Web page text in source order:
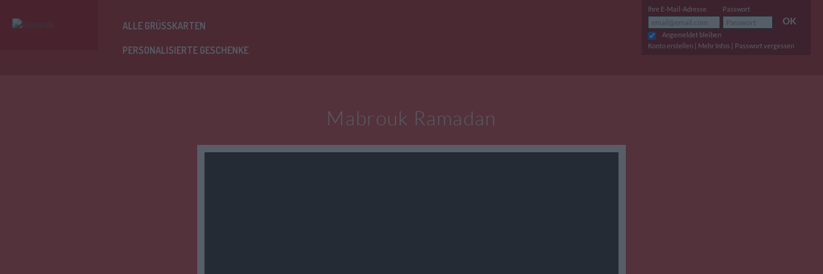
ALLE GRÜSSKARTEN
PERSONALISIERTE GESCHENKE
Ihre E-Mail-Adresse Passwort
OK
Angemeldet bleiben
Konto erstellen | Mehr Infos | Passwort vergessen
Mabrouk Ramadan